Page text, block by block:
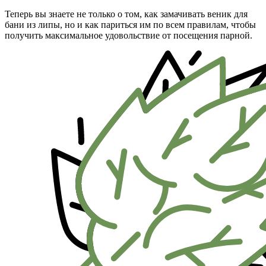
Теперь вы знаете не только о том, как замачивать веник для
бани из липы, но и как париться им по всем правилам, чтобы
получить максимальное удовольствие от посещения парной.